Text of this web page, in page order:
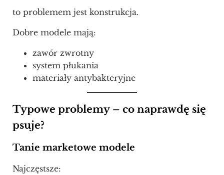
to problemem jest konstrukcja.
Dobre modele mają:
zawór zwrotny
system płukania
materiały antybakteryjne
Typowe problemy – co naprawdę się
psuje?
Tanie marketowe modele
Najczęstsze: